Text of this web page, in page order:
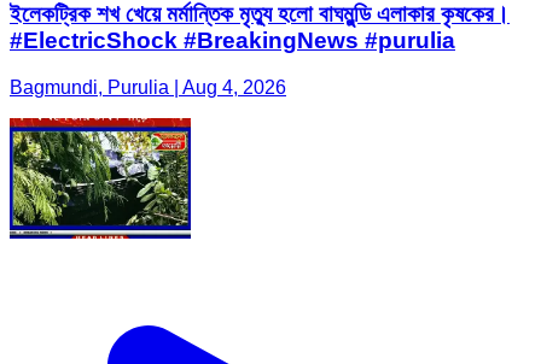
ইলেকট্রিক শখ খেয়ে মর্মান্তিক মৃত্যু হলো বাঘমুন্ডি এলাকার কৃষকের।
#ElectricShock #BreakingNews #purulia
Bagmundi, Purulia | Aug 4, 2026